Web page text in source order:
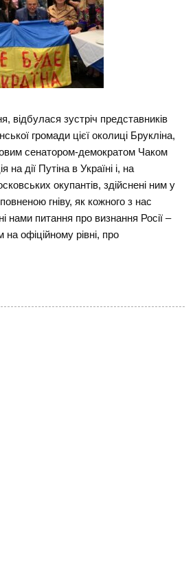
відбулася зустріч представників
громади цієї околиці Брукліна,
сенатором-демократом Чаком
дії Путіна в Україні і, на
окупантів, здійснені ним у
гніву, як кожного з нас
нами питання про визнання Росії –
офіційному рівні, про